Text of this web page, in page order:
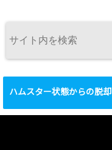
ハムスター状態からの脱却